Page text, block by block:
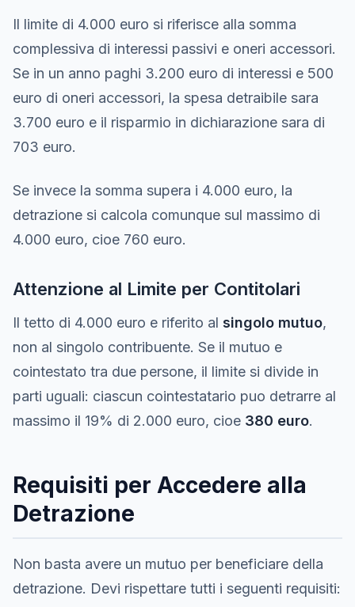
Il limite di 4.000 euro si riferisce alla somma
complessiva di interessi passivi e oneri accessori.
Se in un anno paghi 3.200 euro di interessi e 500
euro di oneri accessori, la spesa detraibile sara
3.700 euro e il risparmio in dichiarazione sara di
703 euro.
Se invece la somma supera i 4.000 euro, la
detrazione si calcola comunque sul massimo di
4.000 euro, cioe 760 euro.
Attenzione al Limite per Contitolari
Il tetto di 4.000 euro e riferito al singolo mutuo,
non al singolo contribuente. Se il mutuo e
cointestato tra due persone, il limite si divide in
parti uguali: ciascun cointestatario puo detrarre al
massimo il 19% di 2.000 euro, cioe 380 euro.
Requisiti per Accedere alla
Detrazione
Non basta avere un mutuo per beneficiare della
detrazione. Devi rispettare tutti i seguenti requisiti: